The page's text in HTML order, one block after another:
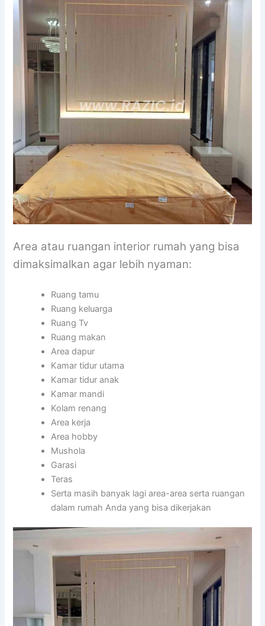
Area atau ruangan interior rumah yang bisa
dimaksimalkan agar lebih nyaman:
Ruang tamu
Ruang keluarga
Ruang Tv
Ruang makan
Area dapur
Kamar tidur utama
Kamar tidur anak
Kamar mandi
Kolam renang
Area kerja
Area hobby
Mushola
Garasi
Teras
Serta masih banyak lagi area-area serta ruangan
dalam rumah Anda yang bisa dikerjakan